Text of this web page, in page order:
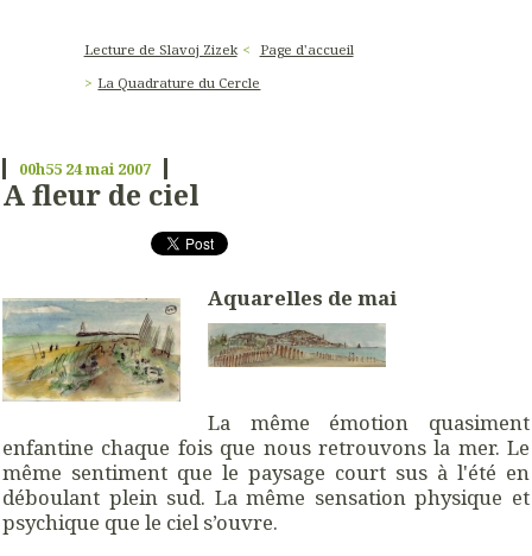
Lecture de Slavoj Zizek
Page d'accueil
La Quadrature du Cercle
00h55 24mai 2007
A fleur de ciel
Aquarelles de mai
La même émotion quasiment
enfantine chaque fois que nous retrouvons la mer. Le
même sentiment que le paysage court sus à l'été en
déboulant plein sud. La même sensation physique et
psychique que le ciel s’ouvre.